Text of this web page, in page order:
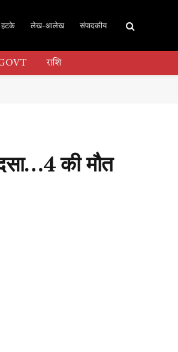
हटके लेख-आलेख संपादकीय
राशि
की मौत